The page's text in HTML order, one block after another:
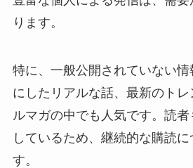
ります。
特に、一般公開されていない情
にしたリアルな話、最新のト
ルマガの中でも人気です。読
しているため、継続的な購読
す。